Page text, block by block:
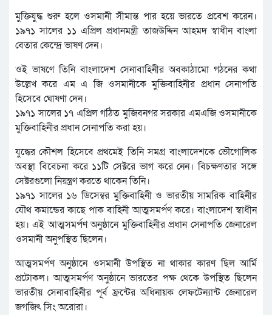
মুক্তিযুদ্ধ শুরু হলে ওসমানী সীমান্ত পার হয়ে ভারতে প্রবেশ করেন।
১৯৭১ সালের ১১ এপ্রিল প্রধানমন্ত্রী তাজউদ্দিন আহমদ স্বাধীন বাংলা
বেতার কেন্দ্রে ভাষণ দেন।
ওই ভাষণে তিনি বাংলাদেশ সেনাবাহিনীর অবকাঠামো গঠনের কথা
উল্লেখ করে এম এ জি ওসমানীকে মুক্তিবাহিনীর প্রধান সেনাপতি
হিসেবে ঘোষণা দেন।
১৯৭১ সালের ১৭ এপ্রিল গঠিত মুজিবনগর সরকার এমএজি ওসমানীকে
মুক্তিবাহিনীর প্রধান সেনাপতি করা হয়।
যুদ্ধের কৌশল হিসেবে প্রথমেই তিনি সমগ্র বাংলাদেশকে ভৌগোলিক
অবস্থা বিবেচনা করে ১১টি সেক্টরে ভাগ করে নেন। বিচক্ষণতার সঙ্গে
সেক্টরগুলো নিয়ন্ত্রণ করতে থাকেন তিনি।
১৯৭১ সালের ১৬ ডিসেম্বর মুক্তিবাহিনী ও ভারতীয় সামরিক বাহিনীর
যৌথ কমান্ডের কাছে পাক বাহিনী আত্মসমর্পণ করে। বাংলাদেশ স্বাধীন
হয়। এই আত্মসমর্পণ অনুষ্ঠানে মুক্তিবাহিনীর প্রধান সেনাপতি জেনারেল
ওসমানী অনুপস্থিত ছিলেন।
আত্মসমর্পণ অনুষ্ঠানে ওসমানী উপস্থিত না থাকার কারণ ছিল আর্মি
প্রটোকল। আত্মসমর্পণ অনুষ্ঠানে ভারতের পক্ষ থেকে উপস্থিত ছিলেন
ভারতীয় সেনাবাহিনীর পূর্ব ফ্রন্টের অধিনায়ক লেফটেন্যান্ট জেনারেল
জগজিৎ সিং অরোরা।